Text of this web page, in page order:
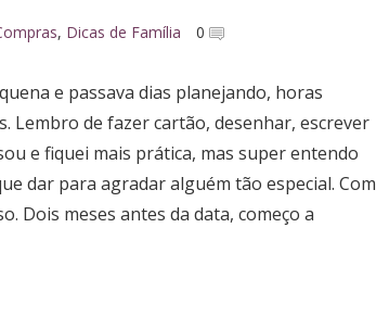
, Dicas de Família 0
e passava dias planejando, horas
Lembro de fazer cartão, desenhar, escrever
e fiquei mais prática, mas super entendo
dar para agradar alguém tão especial. Com
Dois meses antes da data, começo a